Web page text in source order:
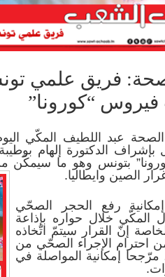
فريق علمي
“كورونا”
بإشراف الدكتورة إلهام
بتونس وهو ما سيمكّن
الصين وايطاليا.
رفع الحجر الصحّي
المكّي خلال حواره بإذاعة
إنّ القرار سيتمّ اتّخاذه
احترام الإجراء الصحّي من
مرّجحا إمكانية المواصلة في